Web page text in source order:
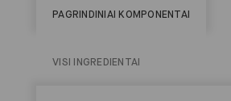
PAGRINDINIAI KOMPONENTAI
VISI INGREDIENTAI